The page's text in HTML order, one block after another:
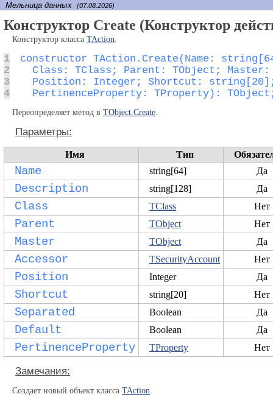
Мельница данных (07.08.2026)
Конструктор Create (Конструктор
Конструктор класса TAction.
1
2
3
4
PertinenceProperty: TProperty):
Переопределяет метод в TObject.Create.
Параметры:
Имя Тип
Name string[64] Да
Description string[128] Да
Class TClass Нет
Parent TObject Нет
Master TObject Да
Accessor TSecurityAccount Нет
Position Integer Да
Shortcut string[20] Нет
Separated Boolean Да
Default Boolean Да
PertinenceProperty TProperty Нет
Замечания:
Создает новый объект класса TAction.